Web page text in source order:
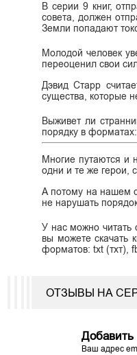
В серии 9 книг,
совета, должен
Земли попадают
Молодой человек
переоценил свои
Дэвид Старр
существа, которые
Выживет ли
порядку в
Многие путаются и
одни и те же герои,
А потому на нашем
не нарушать
У нас можно читать
вы можете скачать
форматов: txt (тхт),
ОТЗЫВЫ НА
Добавить
Ваш адрес